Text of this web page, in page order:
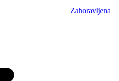
Zaboravljena